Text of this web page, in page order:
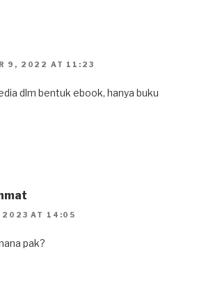
9, 2022 AT 11:23
dlm bentuk ebook, hanya buku
2023 AT 14:05
pak?